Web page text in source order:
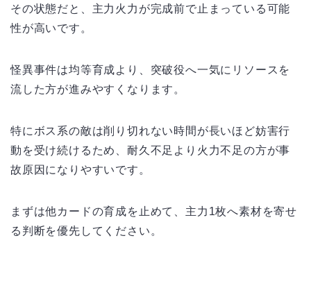
その状態だと、主力火力が完成前で止まっている可能
性が高いです。
怪異事件は均等育成より、突破役へ一気にリソースを
流した方が進みやすくなります。
特にボス系の敵は削り切れない時間が長いほど妨害行
動を受け続けるため、耐久不足より火力不足の方が事
故原因になりやすいです。
まずは他カードの育成を止めて、主力1枚へ素材を寄せ
る判断を優先してください。